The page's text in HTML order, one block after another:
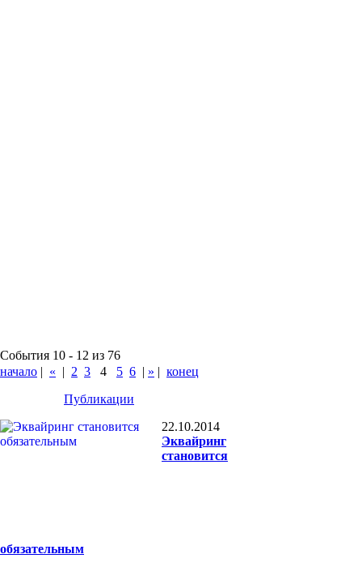
События 10 - 12 из 76
начало | « | 2 3 4 5 6 | » | конец
Публикации
22.10.2014
Эквайринг
становится
обязательным